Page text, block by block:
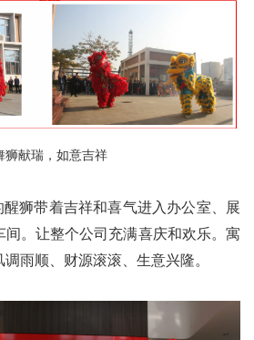
狮献瑞，如意吉祥
狮带着吉祥和喜气进入办公室、展
间。让整个公司充满喜庆和欢乐。寓
雨顺、财源滚滚、生意兴隆。